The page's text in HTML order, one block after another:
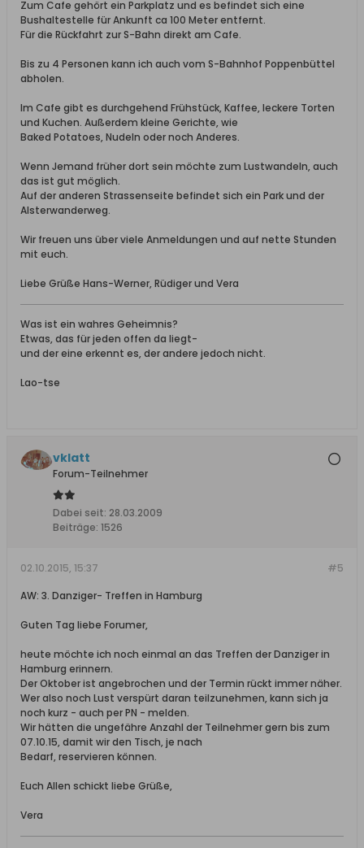
Zum Cafe gehört ein Parkplatz und es befindet sich eine
Bushaltestelle für Ankunft ca 100 Meter entfernt.
Für die Rückfahrt zur S-Bahn direkt am Cafe.
Bis zu 4 Personen kann ich auch vom S-Bahnhof Poppenbüttel
abholen.
Im Cafe gibt es durchgehend Frühstück, Kaffee, leckere Torten
und Kuchen. Außerdem kleine Gerichte, wie
Baked Potatoes, Nudeln oder noch Anderes.
Wenn Jemand früher dort sein möchte zum Lustwandeln, auch
das ist gut möglich.
Auf der anderen Strassenseite befindet sich ein Park und der
Alsterwanderweg.
Wir freuen uns über viele Anmeldungen und auf nette Stunden
mit euch.
Liebe Grüße Hans-Werner, Rüdiger und Vera
Was ist ein wahres Geheimnis?
Etwas, das für jeden offen da liegt-
und der eine erkennt es, der andere jedoch nicht.
Lao-tse
vklatt
Forum-Teilnehmer
Dabei seit: 28.03.2009
Beiträge: 1526
#5
02.10.2015, 15:37
AW: 3. Danziger- Treffen in Hamburg
Guten Tag liebe Forumer,
heute möchte ich noch einmal an das Treffen der Danziger in
Hamburg erinnern.
Der Oktober ist angebrochen und der Termin rückt immer näher.
Wer also noch Lust verspürt daran teilzunehmen, kann sich ja
noch kurz - auch per PN - melden.
Wir hätten die ungefähre Anzahl der Teilnehmer gern bis zum
07.10.15, damit wir den Tisch, je nach
Bedarf, reservieren können.
Euch Allen schickt liebe Grüße,
Vera